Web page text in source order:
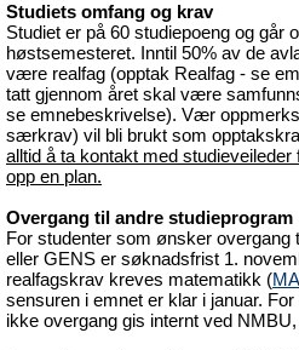
Studiets omfang og krav
Studiet er på 60 studiepoeng og går
høstsemesteret. Inntil 50% av de
være realfag (opptak Realfag - se
tatt gjennom året skal være
se emnebeskrivelse). Vær
særkrav) vil bli brukt som
alltid å ta kontakt med
opp en plan.
Overgang til andre studieprogram
For studenter som ønsker
eller GENS er søknadsfrist 1.
realfagskrav kreves matematikk (
sensuren i emnet er klar i januar.
ikke overgang gis internt ved